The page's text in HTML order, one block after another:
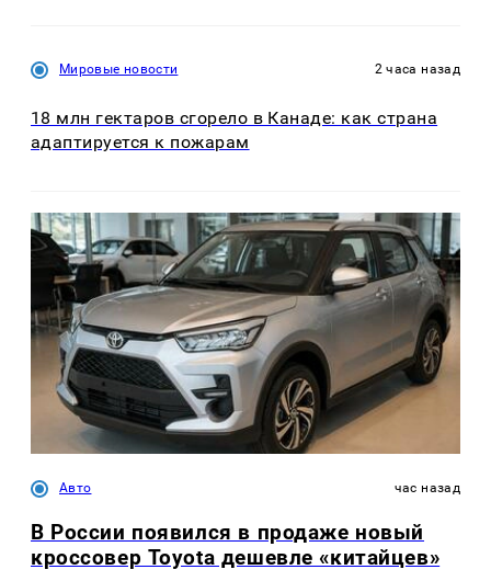
Мировые новости 2 часа назад
18 млн гектаров сгорело в Канаде: как страна
адаптируется к пожарам
Авто час назад
В России появился в продаже новый
кроссовер Toyota дешевле «китайцев»